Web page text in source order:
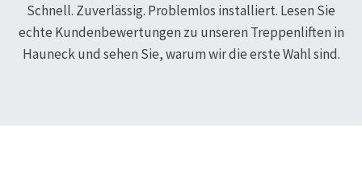
Schnell. Zuverlässig. Problemlos installiert. Lesen Sie
echte Kundenbewertungen zu unseren Treppenliften in
Hauneckund sehen Sie, warum wir die erste Wahl sind.